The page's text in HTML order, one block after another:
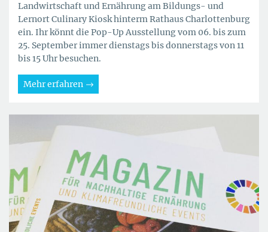
Landwirtschaft und Ernährung am Bildungs- und
Lernort Culinary Kiosk hinterm Rathaus Charlottenburg
ein. Ihr könnt die Pop-Up Ausstellung vom 06. bis zum
25. September immer dienstags bis donnerstags von 11
bis 15 Uhr besuchen.
Mehr erfahren